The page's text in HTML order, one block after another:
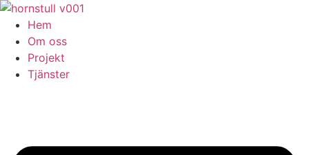
Skip
content
Hem
Om oss
Projekt
Tjänster